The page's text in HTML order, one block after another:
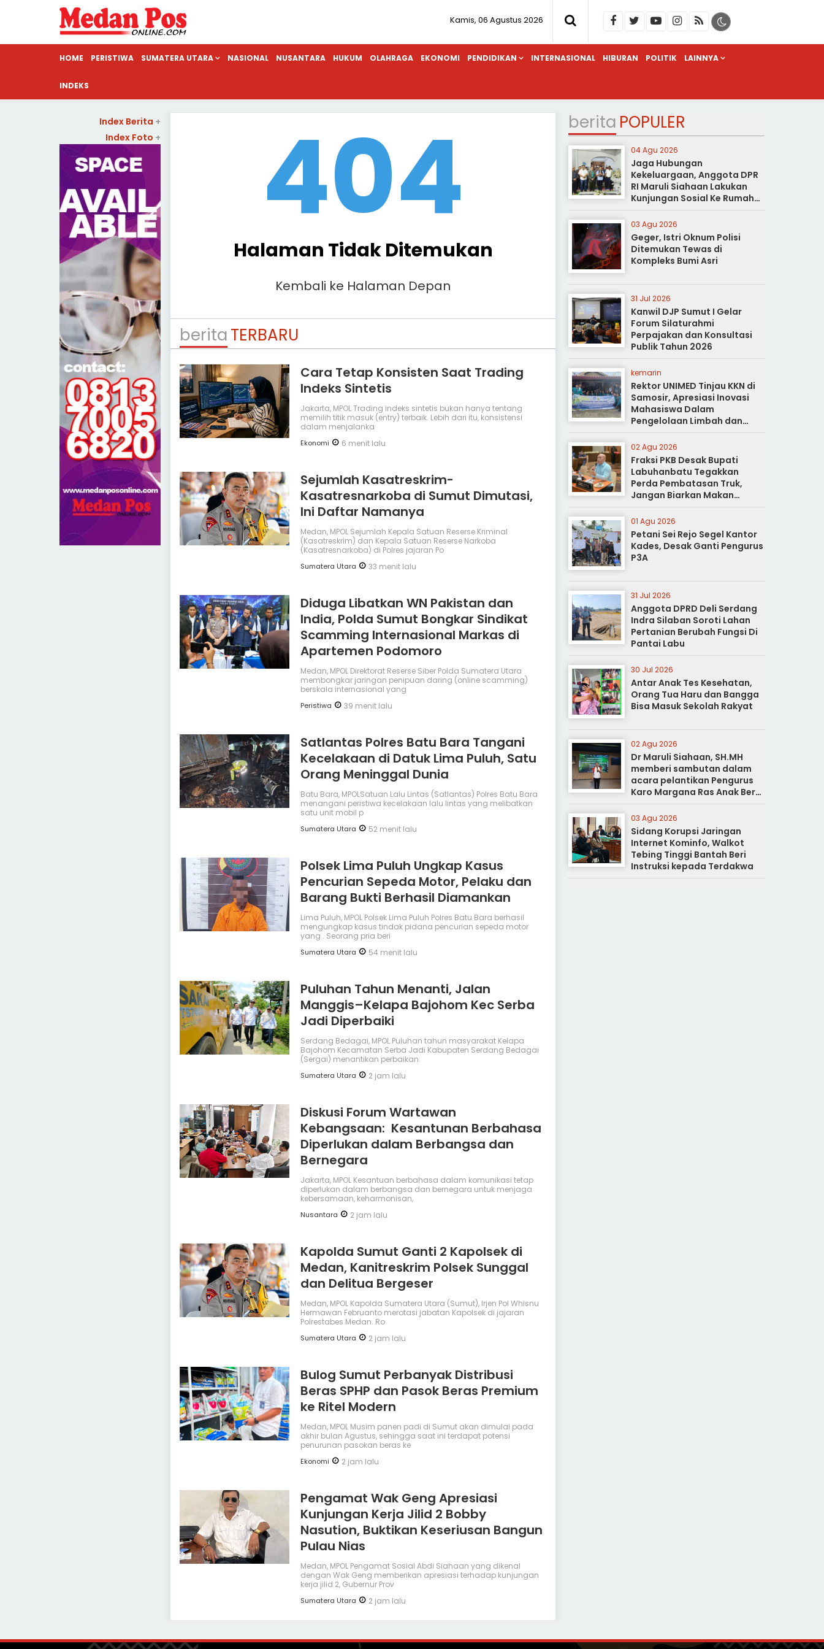
Kamis, 06 Agustus 2026
HOME PERISTIWA SUMATERA UTARA NASIONAL NUSANTARA HUKUM OLAHRAGA EKONOMI PENDIDIKAN INTERNASIONAL HIBURAN POLITIK LAINNYA
INDEKS
404
Halaman Tidak Ditemukan
Kembali ke Halaman Depan
beritaTERBARU
Cara Tetap Konsisten Saat Trading
Indeks Sintetis
Jakarta, MPOL Trading indeks sintetis bukan hanya tentang
memilih titik masuk (entry) terbaik. Lebih dari itu, konsistensi
dalam menjalanka
Ekonomi 6 menit lalu
Sejumlah Kasatreskrim-
Kasatresnarkoba di Sumut Dimutasi,
Ini Daftar Namanya
Medan, MPOL Sejumlah Kepala Satuan Reserse Kriminal
(Kasatreskrim) dan Kepala Satuan Reserse Narkoba
(Kasatresnarkoba) di Polres jajaran Po
Sumatera Utara 33 menit lalu
Diduga Libatkan WN Pakistan dan
India, Polda Sumut Bongkar Sindikat
Scamming Internasional Markas di
Apartemen Podomoro
Medan, MPOL Direktorat Reserse Siber Polda Sumatera Utara
membongkar jaringan penipuan daring (online scamming)
berskala internasional yang
Peristiwa 39 menit lalu
Satlantas Polres Batu Bara Tangani
Kecelakaan di Datuk Lima Puluh, Satu
Orang Meninggal Dunia
Batu Bara, MPOLSatuan Lalu Lintas (Satlantas) Polres Batu Bara
menangani peristiwa kecelakaan lalu lintas yang melibatkan
satu unit mobil p
Sumatera Utara 52 menit lalu
Polsek Lima Puluh Ungkap Kasus
Pencurian Sepeda Motor, Pelaku dan
Barang Bukti Berhasil Diamankan
Lima Puluh, MPOL Polsek Lima Puluh Polres Batu Bara berhasil
mengungkap kasus tindak pidana pencurian sepeda motor
yang . Seorang pria beri
Sumatera Utara 54 menit lalu
Puluhan Tahun Menanti, Jalan
Manggis–Kelapa Bajohom Kec Serba
Jadi Diperbaiki
Serdang Bedagai, MPOL Puluhan tahun masyarakat Kelapa
Bajohom Kecamatan Serba Jadi Kabupaten Serdang Bedagai
(Sergai) menantikan perbaikan
Sumatera Utara 2 jam lalu
Diskusi Forum Wartawan
Kebangsaan: Kesantunan Berbahasa
Diperlukan dalam Berbangsa dan
Bernegara
Jakarta, MPOL Kesantuan berbahasa dalam komunikasi tetap
diperlukan dalam berbangsa dan bernegara untuk menjaga
kebersamaan, keharmonisan,
Nusantara 2 jam lalu
Kapolda Sumut Ganti 2 Kapolsek di
Medan, Kanitreskrim Polsek Sunggal
dan Delitua Bergeser
Medan, MPOL Kapolda Sumatera Utara (Sumut), Irjen Pol Whisnu
Hermawan Februanto merotasi jabatan Kapolsek di jajaran
Polrestabes Medan. Ro
Sumatera Utara 2 jam lalu
Bulog Sumut Perbanyak Distribusi
Beras SPHP dan Pasok Beras Premium
ke Ritel Modern
Medan, MPOL Musim panen padi di Sumut akan dimulai pada
akhir bulan Agustus, sehingga saat ini terdapat potensi
penurunan pasokan beras ke
Ekonomi 2 jam lalu
Pengamat Wak Geng Apresiasi
Kunjungan Kerja Jilid 2 Bobby
Nasution, Buktikan Keseriusan Bangun
Pulau Nias
Medan, MPOL Pengamat Sosial Abdi Siahaan yang dikenal
dengan Wak Geng memberikan apresiasi terhadap kunjungan
kerja jilid 2, Gubernur Prov
Sumatera Utara 2 jam lalu
Index Berita +
Index Foto +
berita POPULER
04 Agu 2026
Jaga Hubungan
Kekeluargaan, Anggota DPR
RI Maruli Siahaan Lakukan
Kunjungan Sosial Ke Rumah
Duka
03 Agu 2026
Geger, Istri Oknum Polisi
Ditemukan Tewas di
Kompleks Bumi Asri
31 Jul 2026
Kanwil DJP Sumut I Gelar
Forum Silaturahmi
Perpajakan dan Konsultasi
Publik Tahun 2026
kemarin
Rektor UNIMED Tinjau KKN di
Samosir, Apresiasi Inovasi
Mahasiswa Dalam
Pengelolaan Limbah dan
Pertanian Ramah Lingkungan
02 Agu 2026
Fraksi PKB Desak Bupati
Labuhanbatu Tegakkan
Perda Pembatasan Truk,
Jangan Biarkan Makan
Korban
01 Agu 2026
Petani Sei Rejo Segel Kantor
Kades, Desak Ganti Pengurus
P3A
31 Jul 2026
Anggota DPRD Deli Serdang
Indra Silaban Soroti Lahan
Pertanian Berubah Fungsi Di
Pantai Labu
30 Jul 2026
Antar Anak Tes Kesehatan,
Orang Tua Haru dan Bangga
Bisa Masuk Sekolah Rakyat
02 Agu 2026
Dr Maruli Siahaan, SH.MH
memberi sambutan dalam
acara pelantikan Pengurus
Karo Margana Ras Anak Beru
Anak Beru Menteri Periode
Kota Medan
03 Agu 2026
Sidang Korupsi Jaringan
Internet Kominfo, Walkot
Tebing Tinggi Bantah Beri
Instruksi kepada Terdakwa